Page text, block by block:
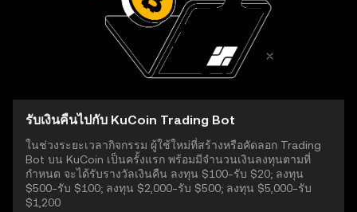
รับเงินคืนไปกับ KuCoin Trading Bot
ในช่วงระยะเวลากิจกรรม ผู้ใช้ใหม่ที่สร้างหรือคัดลอก Trading
Bot บน KuCoin เป็นครั้งแรก พร้อมมีจำนวนเงินลงทุนตามที่
กำหนด จะได้รับรางวัลเงินคืน ลงทุน $100-รับ $20; ลงทุน
$500-รับ $100; ลงทุน $2,000-รับ $500; ลงทุน $5,000-รับ
$1,200